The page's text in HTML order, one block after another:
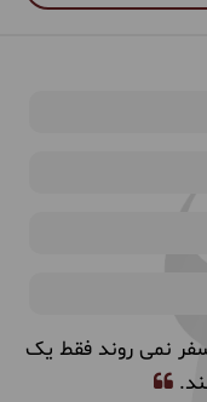
نمی روند فقط یک